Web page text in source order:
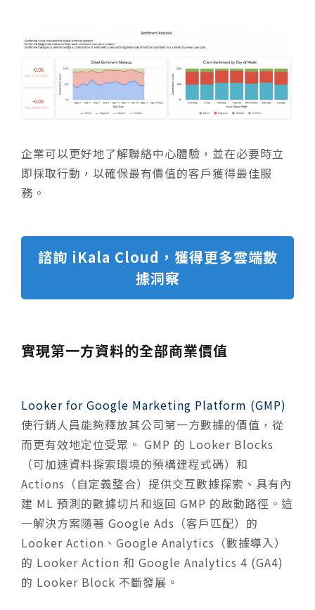
企業可以更好地了解聯絡中心體驗，並在必要時立
即採取行動，以確保最有價值的客戶獲得最佳服
務。
諮詢 iKala Cloud，獲得更多雲端數
據洞察
實現第一方資料的全部商業價值
Looker for Google Marketing Platform (GMP)
使行銷人員能夠釋放其公司第一方數據的價值，從
而更有效地定位受眾。 GMP 的 Looker Blocks
（可加速資料探索環境的預構建程式碼）和
Actions（自定義整合） 提供交互數據探索、具有內
建 ML 預測的數據切片和返回 GMP 的啟動路徑。這
一解決方案隨著 Google Ads（客戶匹配）的
Looker Action、Google Analytics（數據導入）
的 Looker Action 和 Google Analytics 4 (GA4)
的 Looker Block 不斷發展。